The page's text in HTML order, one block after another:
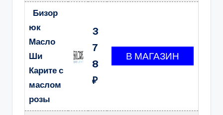
Бизор
юк
Масло
Ши
Карите с
маслом
розы
3
7
8
₽